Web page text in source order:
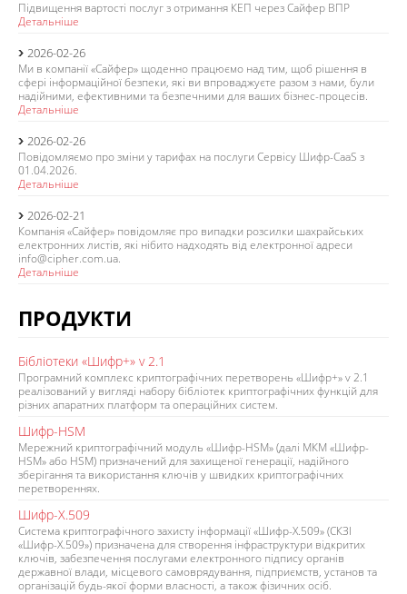
Підвищення вартості послуг з отримання КЕП через Сайфер ВПР
Детальніше
2026-02-26
Ми в компанії «Сайфер» щоденно працюємо над тим, щоб рішення в
сфері інформаційної безпеки, які ви впроваджуєте разом з нами, були
надійними, ефективними та безпечними для ваших бізнес-процесів.
Детальніше
2026-02-26
Повідомляємо про зміни у тарифах на послуги Сервісу Шифр-CaaS з
01.04.2026.
Детальніше
2026-02-21
Компанія «Сайфер» повідомляє про випадки розсилки шахрайських
електронних листів, які нібито надходять від електронної адреси
info@cipher.com.ua.
Детальніше
ПРОДУКТИ
Бібліотеки «Шифр+» v 2.1
Програмний комплекс криптографічних перетворень «Шифр+» v 2.1
реалізований у вигляді набору бібліотек криптографічних функцій для
різних апаратних платформ та операційних систем.
Шифр-HSM
Мережний криптографічний модуль «Шифр-HSM» (далі МКМ «Шифр-
HSM» або HSM) призначений для захищеної генерації, надійного
зберігання та використання ключів у швидких криптографічних
перетвореннях.
Шифр-Х.509
Система криптографічного захисту інформації «Шифр-Х.509» (СКЗІ
«Шифр-Х.509») призначена для створення інфраструктури відкритих
ключів, забезпечення послугами електронного підпису органів
державної влади, місцевого самоврядування, підприємств, установ та
організацій будь-якої форми власності, а також фізичних осіб.